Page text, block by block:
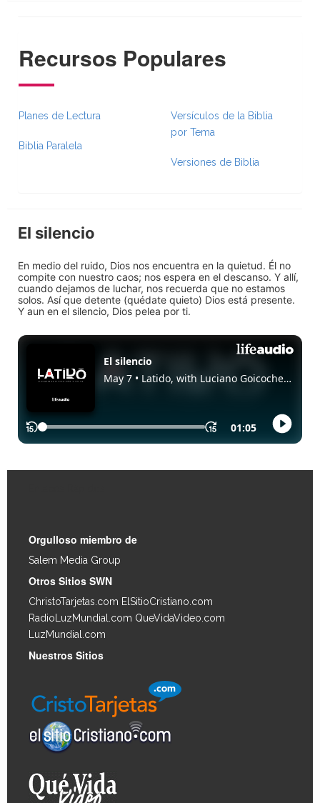
Recursos Populares
Planes de Lectura
Biblia Paralela
Versículos de la Biblia
por Tema
Versiones de Biblia
El silencio
En medio del ruido, Dios nos encuentra en la quietud. Él no
compite con nuestro caos; nos espera en el descanso. Y allí,
cuando dejamos de luchar, nos recuerda que no estamos
solos. Así que detente (quédate quieto) Dios está presente.
Y aun en el silencio, Dios pelea por ti.
Orgulloso miembro de
Salem Media Group
Otros Sitios SWN
ChristoTarjetas.com ElSitioCristiano.com
RadioLuzMundial.com QueVidaVideo.com
LuzMundial.com
Nuestros Sitios